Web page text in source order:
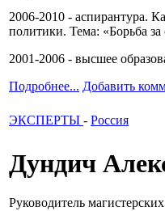
2006-2010 - аспирантура.
политики. Тема: «Борьба
2001-2006 - высшее
Подробнее... Добавить
ЭКСПЕРТЫ - Россия
Дундич
Руководитель